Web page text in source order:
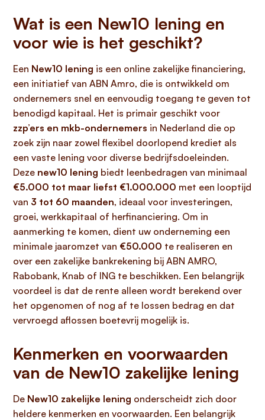
Wat is een New10 lening en
voor wie is het geschikt?
Een New10 lening is een online zakelijke financiering,
een initiatief van ABN Amro, die is ontwikkeld om
ondernemers snel en eenvoudig toegang te geven tot
benodigd kapitaal. Het is primair geschikt voor
zzp’ers en mkb-ondernemers in Nederland die op
zoek zijn naar zowel flexibel doorlopend krediet als
een vaste lening voor diverse bedrijfsdoeleinden.
Deze new10 lening biedt leenbedragen van minimaal
€5.000 tot maar liefst €1.000.000 met een looptijd
van 3 tot 60 maanden, ideaal voor investeringen,
groei, werkkapitaal of herfinanciering. Om in
aanmerking te komen, dient uw onderneming een
minimale jaaromzet van €50.000 te realiseren en
over een zakelijke bankrekening bij ABN AMRO,
Rabobank, Knab of ING te beschikken. Een belangrijk
voordeel is dat de rente alleen wordt berekend over
het opgenomen of nog af te lossen bedrag en dat
vervroegd aflossen boetevrij mogelijk is.
Kenmerken en voorwaarden
van de New10 zakelijke lening
De New10 zakelijke lening onderscheidt zich door
heldere kenmerken en voorwaarden. Een belangrijk